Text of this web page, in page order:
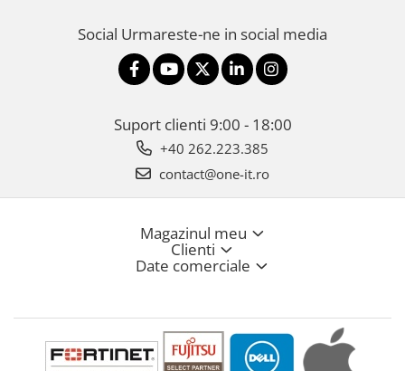
Social Urmareste-ne in social media
Suport clienti 9:00 - 18:00
+40 262.223.385
contact@one-it.ro
Magazinul meu
Clienti
Date comerciale